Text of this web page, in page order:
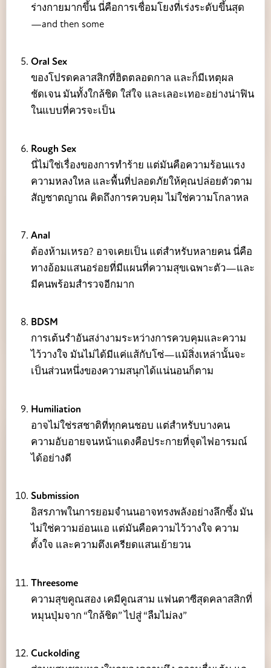
ร่างกายมากขึ้น นี่คือการเชื่อมโยงที่เร่งระดับขึ้นสุด
—and then some
Oral Sex
ของโปรดคลาสสิกที่ฮิตตลอดกาล และก็มีเหตุผล
ชัดเจน มันทั้งใกล้ชิด ใส่ใจ และเลอะเทอะอย่างน่าฟิน
ในแบบที่ควรจะเป็น
Rough Sex
นี่ไม่ใช่เรื่องของการทำร้าย แต่มันคือความร้อนแรง
ความหลงใหล และพื้นที่ปลอดภัยให้คุณปล่อยตัวตาม
สัญชาตญาณ คิดถึงการควบคุม ไม่ใช่ความโกลาหล
Anal
ต้องห้ามเหรอ? อาจเคยเป็น แต่สำหรับหลายคน นี่คือ
ทางอ้อมแสนอร่อยที่มีแผนที่ความสุขเฉพาะตัว—และ
มีคนพร้อมสำรวจอีกมาก
BDSM
การเต้นรำอันสง่างามระหว่างการควบคุมและความ
ไว้วางใจ มันไม่ได้มีแค่แส้กับโซ่—แม้สิ่งเหล่านั้นจะ
เป็นส่วนหนึ่งของความสนุกได้แน่นอนก็ตาม
Humiliation
อาจไม่ใช่รสชาติที่ทุกคนชอบ แต่สำหรับบางคน
ความอับอายจนหน้าแดงคือประกายที่จุดไฟอารมณ์
ได้อย่างดี
Submission
อิสรภาพในการยอมจำนนอาจทรงพลังอย่างลึกซึ้ง มัน
ไม่ใช่ความอ่อนแอ แต่มันคือความไว้วางใจ ความ
ตั้งใจ และความตึงเครียดแสนเย้ายวน
Threesome
ความสุขคูณสอง เคมีคูณสาม แฟนตาซีสุดคลาสสิกที่
หมุนปุ่มจาก “ใกล้ชิด” ไปสู่ “ลืมไม่ลง”
Cuckolding